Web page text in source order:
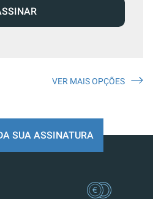
VER MAIS OPÇÕES
SUA ASSINATURA